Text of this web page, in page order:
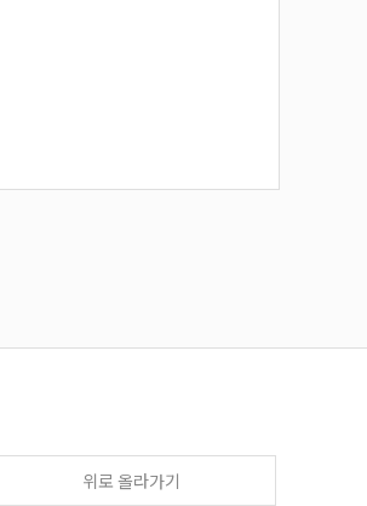
위로 올라가기